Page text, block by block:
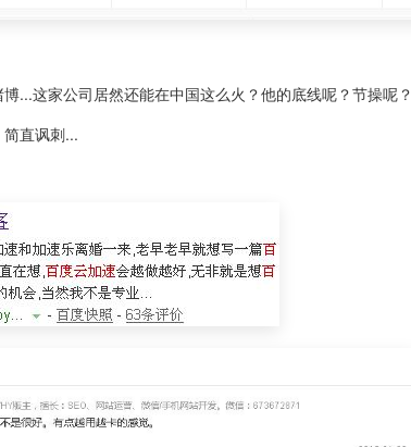
...这家公司居然还能在中国这么火？他的底线呢？节操呢？
直讽刺...